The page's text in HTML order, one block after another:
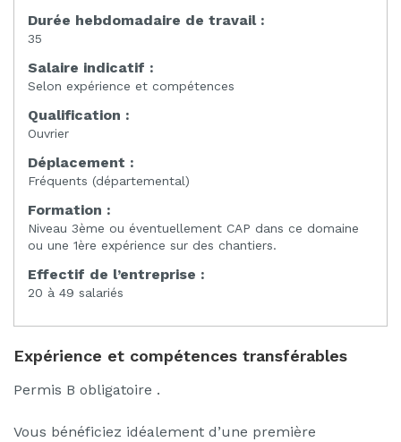
Durée hebdomadaire de travail :
35
Salaire indicatif :
Selon expérience et compétences
Qualification :
Ouvrier
Déplacement :
Fréquents (départemental)
Formation :
Niveau 3ème ou éventuellement CAP dans ce domaine
ou une 1ère expérience sur des chantiers.
Effectif de l’entreprise :
20 à 49 salariés
Expérience et compétences transférables
Permis B obligatoire .
Vous bénéficiez idéalement d’une première